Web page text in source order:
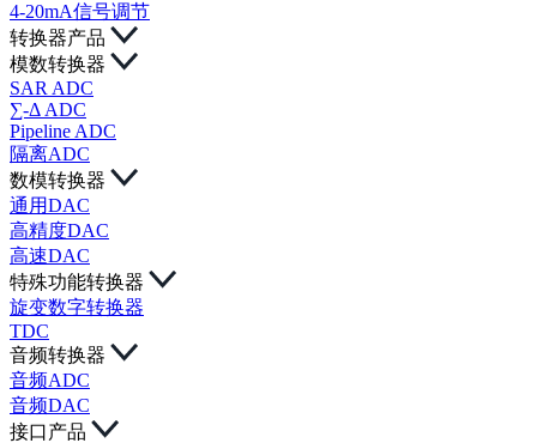
4-20mA信号调节
转换器产品
模数转换器
SAR ADC
∑-Δ ADC
Pipeline ADC
隔离ADC
数模转换器
通用DAC
高精度DAC
高速DAC
特殊功能转换器
旋变数字转换器
TDC
音频转换器
音频ADC
音频DAC
接口产品